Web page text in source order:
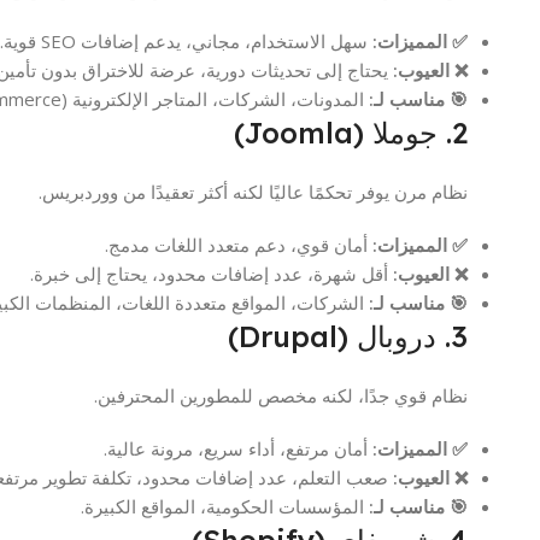
✅ المميزات: سهل الاستخدام، مجاني، يدعم إضافات SEO قوية.
❌ العيوب: يحتاج إلى تحديثات دورية، عرضة للاختراق بدون
🎯 مناسب لـ: المدونات، الشركات، المتاجر الإلكترونية (WooCommerce).
2. جوملا (Joomla)
نظام مرن يوفر تحكمًا عاليًا لكنه أكثر تعقيدًا من ووردبريس.
✅ المميزات: أمان قوي، دعم متعدد اللغات مدمج.
❌ العيوب: أقل شهرة، عدد إضافات محدود، يحتاج إلى خبرة.
🎯 مناسب لـ: الشركات، المواقع متعددة اللغات، المنظمات
3. دروبال (Drupal)
نظام قوي جدًا، لكنه مخصص للمطورين المحترفين.
✅ المميزات: أمان مرتفع، أداء سريع، مرونة عالية.
❌ العيوب: صعب التعلم، عدد إضافات محدود، تكلفة تطوير
🎯 مناسب لـ: المؤسسات الحكومية، المواقع الكبيرة.